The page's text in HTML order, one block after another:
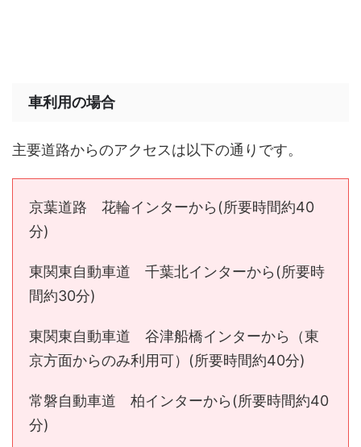
車利用の場合
主要道路からのアクセスは以下の通りです。
京葉道路 花輪インターから(所要時間約40
分)
東関東自動車道 千葉北インターから(所要時
間約30分)
東関東自動車道 谷津船橋インターから（東
京方面からのみ利用可）(所要時間約40分)
常磐自動車道 柏インターから(所要時間約40
分)